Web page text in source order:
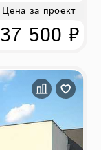
Цена за проект
37 500 ₽